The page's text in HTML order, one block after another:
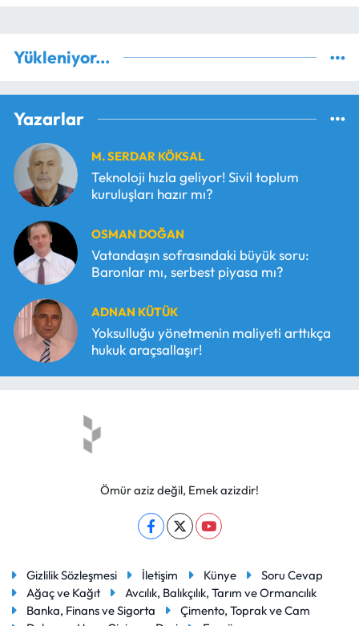
Yükleniyor...
Yazarlar
M. SERDAR KÖKSAL
Teknoloji hızla geliyor! Sivil toplum
kuruluşları hazır mı?
OSMAN DOĞAN
Vatandaşın sofrasındaki büyük soru:
Baronlar mı, serbest piyasa mı?
ADNAN KÜTÜK
Yoksulluğu yönetmenin maliyeti arttıkça
hukuk araçsallaşır!
Ömür aziz değil, Emek azizdir!
Gizlilik Sözleşmesi İletişim Künye
Soru Cevap
Ağaç ve Kağıt
Avcılık, Balıkçılık, Tarım ve Ormancılık
Banka, Finans ve Sigorta
Çimento, Toprak ve Cam